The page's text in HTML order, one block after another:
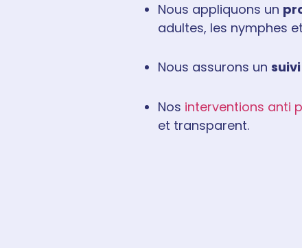
Nous appliquons un
adultes, les nymphes
Nous assurons un
Nos interventions anti
et transparent.